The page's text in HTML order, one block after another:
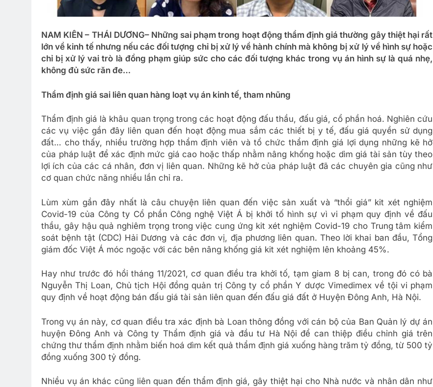
NAM KIÊN – THÁI DƯƠNG– Những sai phạm trong hoạt động thẩm định giá thường gây thiệt hại rất
lớn về kinh tế nhưng nếu các đối tượng chỉ bị xử lý về hành chính mà không bị xử lý về hình sự hoặc
chỉ bị xử lý vai trò là đồng phạm giúp sức cho các đối tượng khác trong vụ án hình sự là quá nhẹ,
không đủ sức răn đe…
Thẩm định giá sai liên quan hàng loạt vụ án kinh tế, tham nhũng
Thẩm định giá là khâu quan trọng trong các hoạt động đấu thầu, đấu giá, cổ phần hoá. Nghiên cứu
các vụ việc gần đây liên quan đến hoạt động mua sắm các thiết bị y tế, đấu giá quyền sử dụng
đất… cho thấy, nhiều trường hợp thẩm định viên và tổ chức thẩm định giá lợi dụng những kẽ hở
của pháp luật để xác định mức giá cao hoặc thấp nhằm nâng khống hoặc dìm giá tài sản tùy theo
lợi ích của các cá nhân, đơn vị liên quan. Những kẽ hở của pháp luật đã các chuyên gia cũng như
cơ quan chức năng nhiều lần chỉ ra.
Lùm xùm gần đây nhất là câu chuyện liên quan đến việc sản xuất và “thổi giá” kit xét nghiệm
Covid-19 của Công ty Cổ phần Công nghệ Việt Á bị khởi tố hình sự vì vi phạm quy định về đấu
thầu, gây hậu quả nghiêm trọng trong việc cung ứng kit xét nghiệm Covid-19 cho Trung tâm kiểm
soát bệnh tật (CDC) Hải Dương và các đơn vị, địa phương liên quan. Theo lời khai ban đầu, Tổng
giám đốc Việt Á móc ngoặc với các bên nâng khống giá kit xét nghiệm lên khoảng 45%.
Hay như trước đó hồi tháng 11/2021, cơ quan điều tra khởi tố, tạm giam 8 bị can, trong đó có bà
Nguyễn Thị Loan, Chủ tịch Hội đồng quản trị Công ty cổ phần Y dược Vimedimex về tội vi phạm
quy định về hoạt động bán đấu giá tài sản liên quan đến đấu giá đất ở Huyện Đông Anh, Hà Nội.
Trong vụ án này, cơ quan điều tra xác định bà Loan thông đồng với cán bộ của Ban Quản lý dự án
huyện Đông Anh và Công ty Thẩm định giá và đầu tư Hà Nội để can thiệp điều chỉnh giá trên
chứng thư thẩm định nhằm biến hoá dìm kết quả thẩm định giá xuống hàng trăm tỷ đồng, từ 500 tỷ
đồng xuống 300 tỷ đồng.
Nhiều vụ án khác cũng liên quan đến thẩm định giá, gây thiệt hại cho Nhà nước và nhân dân như